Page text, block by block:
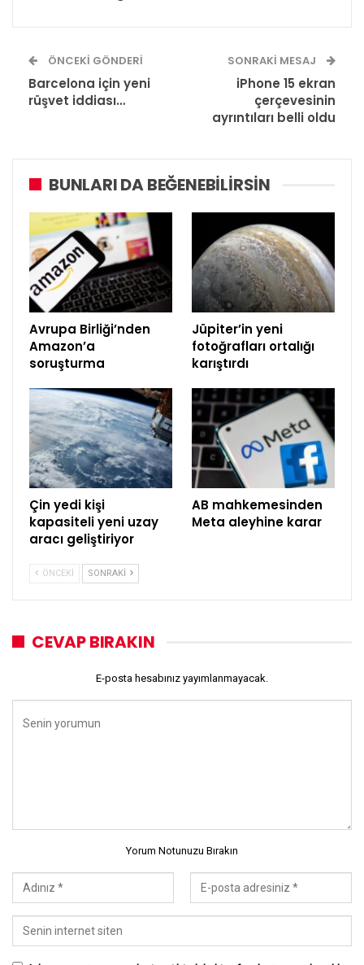
ÖNCEKI GÖNDERI
Barcelona için yeni
rüşvet iddiası…
SONRAKI MESAJ
iPhone 15 ekran
çerçevesinin
ayrıntıları belli oldu
BUNLARI DA BEĞENEBILIRSIN
Avrupa Birliği’nden
Amazon’a
soruşturma
Jüpiter’in yeni
fotoğrafları ortalığı
karıştırdı
Çin yedi kişi
kapasiteli yeni uzay
aracı geliştiriyor
AB mahkemesinden
Meta aleyhine karar
ÖNCEKI SONRAKI
CEVAP BIRAKIN
E-posta hesabınız yayımlanmayacak.
Yorum Notunuzu Bırakın